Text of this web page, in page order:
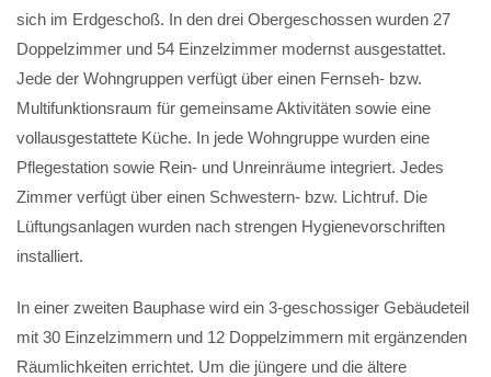
sich im Erdgeschoß. In den drei Obergeschossen wurden 27
Doppelzimmer und 54 Einzelzimmer modernst ausgestattet.
Jede der Wohngruppen verfügt über einen Fernseh- bzw.
Multifunktionsraum für gemeinsame Aktivitäten sowie eine
vollausgestattete Küche. In jede Wohngruppe wurden eine
Pflegestation sowie Rein- und Unreinräume integriert. Jedes
Zimmer verfügt über einen Schwestern- bzw. Lichtruf. Die
Lüftungsanlagen wurden nach strengen Hygienevorschriften
installiert.
In einer zweiten Bauphase wird ein 3-geschossiger Gebäudeteil
mit 30 Einzelzimmern und 12 Doppelzimmern mit ergänzenden
Räumlichkeiten errichtet. Um die jüngere und die ältere